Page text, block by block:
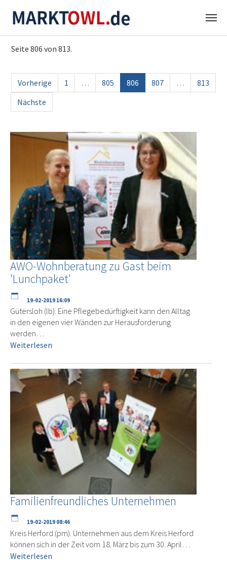
Hauptinhalt
Seite 806 von 813.
Vorherige 1 … 805 806 807 …
813
Nächste
AWO-Wohnberatung zu Gast beim
'Lunchpaket'
19-02-2019 16:09
Gütersloh (lb). Eine Pflegebedürftigkeit kann den Alltag
in den eigenen vier Wänden zur Herausforderung
werden…
Weiterlesen
Familienfreundliches Unternehmen
19-02-2019 08:46
Kreis Herford (pm). Unternehmen aus dem Kreis Herford
können sich in der Zeit vom 18. März bis zum 30. April…
Weiterlesen